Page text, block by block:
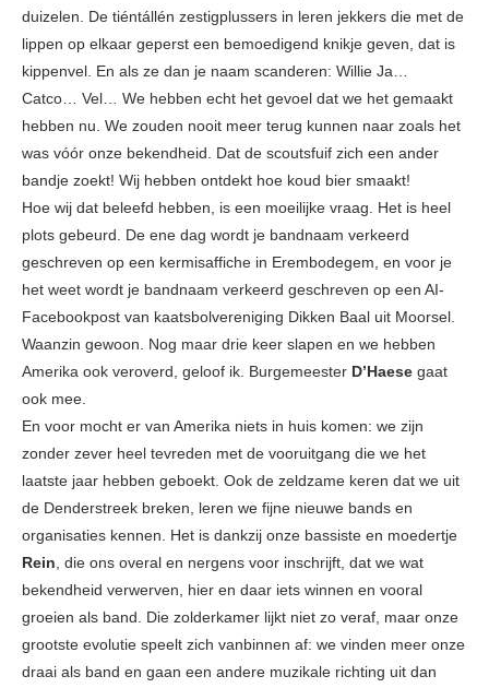
duizelen. De tiéntállén zestigplussers in leren jekkers die met de
lippen op elkaar geperst een bemoedigend knikje geven, dat is
kippenvel. En als ze dan je naam scanderen: Willie Ja…
Catco… Vel… We hebben echt het gevoel dat we het gemaakt
hebben nu. We zouden nooit meer terug kunnen naar zoals het
was vóór onze bekendheid. Dat de scoutsfuif zich een ander
bandje zoekt! Wij hebben ontdekt hoe koud bier smaakt!
Hoe wij dat beleefd hebben, is een moeilijke vraag. Het is heel
plots gebeurd. De ene dag wordt je bandnaam verkeerd
geschreven op een kermisaffiche in Erembodegem, en voor je
het weet wordt je bandnaam verkeerd geschreven op een AI-
Facebookpost van kaatsbolvereniging Dikken Baal uit Moorsel.
Waanzin gewoon. Nog maar drie keer slapen en we hebben
Amerika ook veroverd, geloof ik. Burgemeester D’Haese gaat
ook mee.
En voor mocht er van Amerika niets in huis komen: we zijn
zonder zever heel tevreden met de vooruitgang die we het
laatste jaar hebben geboekt. Ook de zeldzame keren dat we uit
de Denderstreek breken, leren we fijne nieuwe bands en
organisaties kennen. Het is dankzij onze bassiste en moedertje
Rein, die ons overal en nergens voor inschrijft, dat we wat
bekendheid verwerven, hier en daar iets winnen en vooral
groeien als band. Die zolderkamer lijkt niet zo veraf, maar onze
grootste evolutie speelt zich vanbinnen af: we vinden meer onze
draai als band en gaan een andere muzikale richting uit dan